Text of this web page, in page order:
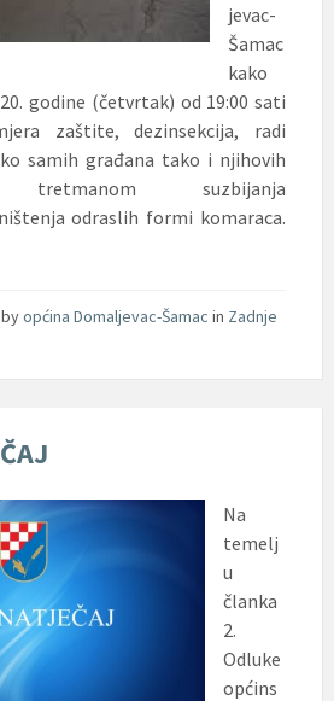
jevac-
Šamac
kako
godine (četvrtak) od 19:00 sati
zaštite, dezinsekcija, radi
samih građana tako i njihovih
tretmanom suzbijanja
odraslih formi komaraca.
byopćina Domaljevac-Šamac in Zadnje
Na
temelj
u
članka
2.
Odluke
općins